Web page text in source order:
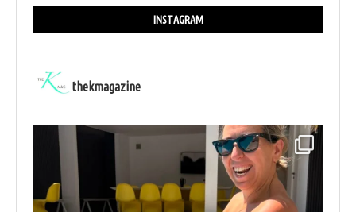
INSTAGRAM
thekmagazine